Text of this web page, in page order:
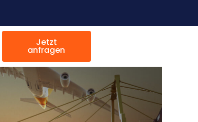
Jetzt
anfragen